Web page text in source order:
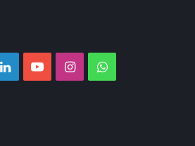
LinkedinYouTubeInstagramWhatsApp